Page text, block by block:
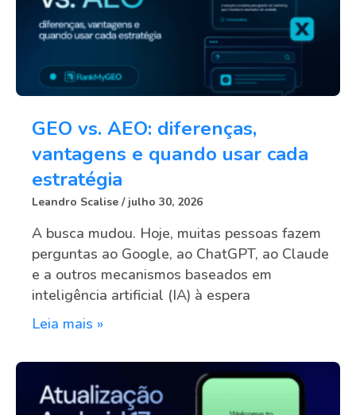
GEO vs. AEO: diferenças,
vantagens e quando usar cada
estratégia
Leandro Scalise julho 30, 2026
A busca mudou. Hoje, muitas pessoas fazem
perguntas ao Google, ao ChatGPT, ao Claude
e a outros mecanismos baseados em
inteligência artificial (IA) à espera
Leia mais »